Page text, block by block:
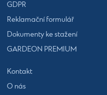
GDPR
Reklamační formulář
Dokumenty ke stažení
GARDEON PREMIUM
Kontakt
O nás